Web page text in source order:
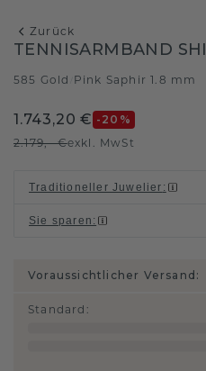
Zurück
TENNISARMBAND
585 Gold Pink Saphir 1.8 mm
1.743,20 € -20 %
2.179,- €exkl. MwSt
Traditioneller Juwelier :
Sie sparen :
Voraussichtlicher Versand:
Standard :